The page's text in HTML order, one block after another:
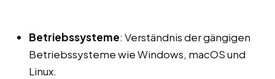
Betriebssysteme: Verständnis der gängigen
Betriebssysteme wie Windows, macOS und
Linux.